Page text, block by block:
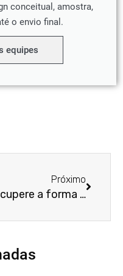
conceitual, amostra,
o envio final.
equipes
Próximo
Recupere a forma do seu ombro com a cinta de ombro Neofect: Um desafio de 30 dias